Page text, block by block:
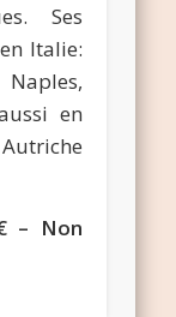
Ses
Italie:
en
– Non